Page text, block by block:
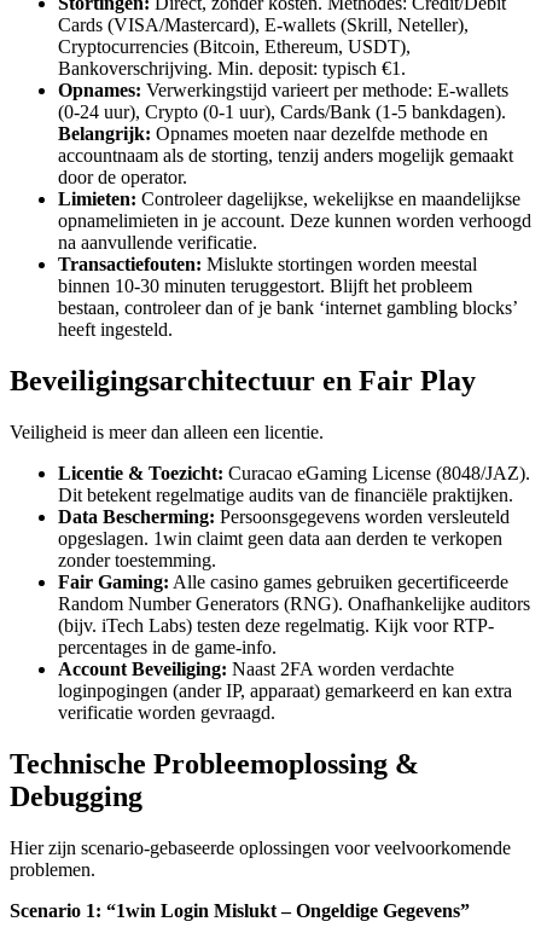
Cards (VISA/Mastercard), E-wallets (Skrill, Neteller),
Cryptocurrencies (Bitcoin, Ethereum, USDT),
Bankoverschrijving. Min. deposit: typisch €1.
Opnames: Verwerkingstijd varieert per methode: E-wallets
(0-24 uur), Crypto (0-1 uur), Cards/Bank (1-5 bankdagen).
Belangrijk: Opnames moeten naar dezelfde methode en
accountnaam als de storting, tenzij anders mogelijk gemaakt
door de operator.
Limieten: Controleer dagelijkse, wekelijkse en maandelijkse
opnamelimieten in je account. Deze kunnen worden verhoogd
na aanvullende verificatie.
Transactiefouten: Mislukte stortingen worden meestal
binnen 10-30 minuten teruggestort. Blijft het probleem
bestaan, controleer dan of je bank ‘internet gambling blocks’
heeft ingesteld.
Beveiligingsarchitectuur en Fair Play
Veiligheid is meer dan alleen een licentie.
Licentie & Toezicht: Curacao eGaming License (8048/JAZ).
Dit betekent regelmatige audits van de financiële praktijken.
Data Bescherming: Persoonsgegevens worden versleuteld
opgeslagen. 1win claimt geen data aan derden te verkopen
zonder toestemming.
Fair Gaming: Alle casino games gebruiken gecertificeerde
Random Number Generators (RNG). Onafhankelijke auditors
(bijv. iTech Labs) testen deze regelmatig. Kijk voor RTP-
percentages in de game-info.
Account Beveiliging: Naast 2FA worden verdachte
loginpogingen (ander IP, apparaat) gemarkeerd en kan extra
verificatie worden gevraagd.
Technische Probleemoplossing &
Debugging
Hier zijn scenario-gebaseerde oplossingen voor veelvoorkomende
problemen.
Scenario 1: “1win Login Mislukt – Ongeldige Gegevens”